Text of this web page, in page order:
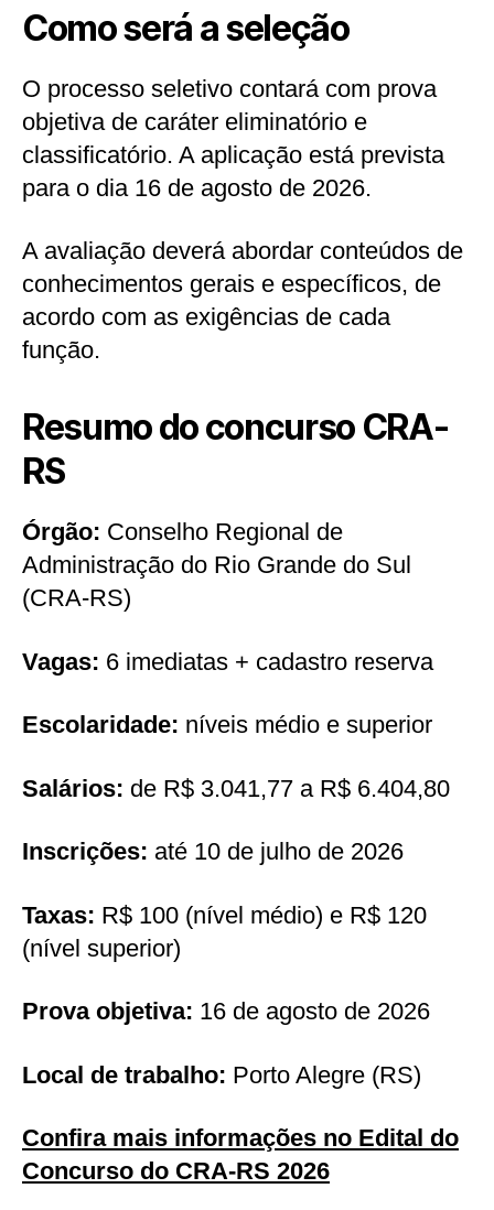
Como será a seleção
O processo seletivo contará com prova
objetiva de caráter eliminatório e
classificatório. A aplicação está prevista
para o dia 16 de agosto de 2026.
A avaliação deverá abordar conteúdos de
conhecimentos gerais e específicos, de
acordo com as exigências de cada
função.
Resumo do concurso CRA-
RS
Órgão: Conselho Regional de
Administração do Rio Grande do Sul
(CRA-RS)
Vagas: 6 imediatas + cadastro reserva
Escolaridade: níveis médio e superior
Salários: de R$ 3.041,77 a R$ 6.404,80
Inscrições: até 10 de julho de 2026
Taxas: R$ 100 (nível médio) e R$ 120
(nível superior)
Prova objetiva: 16 de agosto de 2026
Local de trabalho: Porto Alegre (RS)
Confira mais informações no Edital do
Concurso do CRA-RS 2026